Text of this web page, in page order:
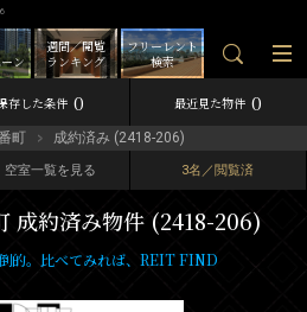
フリーレント
検索
週間／閲覧
ランキング
ン
存した条件 0 最近見た物件 0
町 成約済み (2418-206)
空室一覧を見る 3名／閲覧済
成約済み物件 (2418-206)
的。比べてみれば、REIT FIND